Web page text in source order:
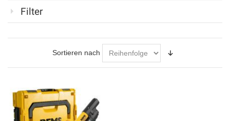
Artikel
entfernen
Filter
Sortieren nach